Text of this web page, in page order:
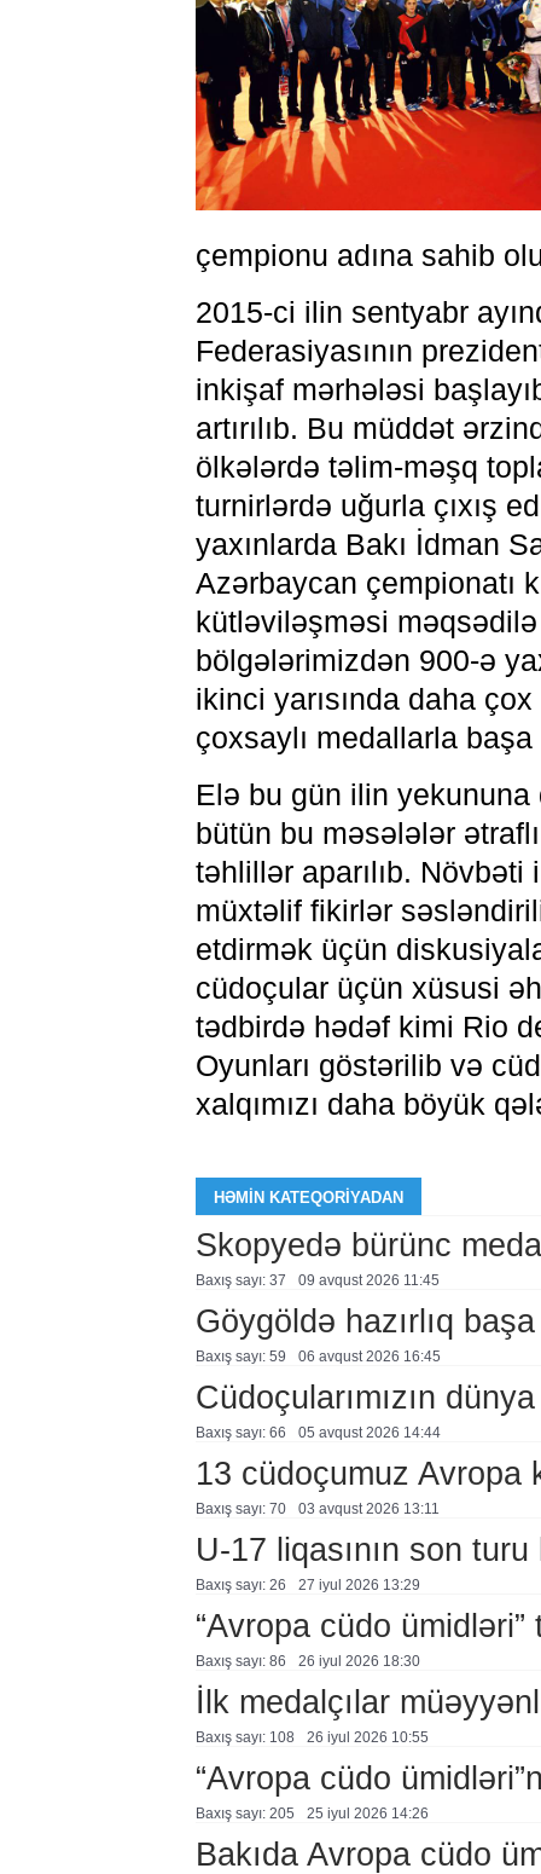
çempionu adına sahib
2015-ci ilin sentyabr
Federasiyasının
inkişaf mərhələsi
artırılıb. Bu müddət
ölkələrdə təlim-məşq
turnirlərdə uğurla çıxış
yaxınlarda Bakı İdman
Azərbaycan çempionatı
kütləviləşməsi
bölgələrimizdən 900-ə
ikinci yarısında daha
çoxsaylı medallarla
Elə bu gün ilin
bütün bu məsələlər
təhlillər aparılıb.
müxtəlif fikirlər
etdirmək üçün
cüdoçular üçün xüsusi
tədbirdə hədəf kimi Rio
Oyunları göstərilib və
xalqımızı daha böyük
HƏMIN KATEQORIYADAN
Skopyedə bürünc
Baxış sayı: 37 09 avqust 2026 11:45
Göygöldə hazırlıq başa
Baxış sayı: 59 06 avqust 2026 16:45
Cüdoçularımızın
Baxış sayı: 66 05 avqust 2026 14:44
13 cüdoçumuz Avropa
Baxış sayı: 70 03 avqust 2026 13:11
U-17 liqasının son
Baxış sayı: 26 27 i̇yul 2026 13:29
“Avropa cüdo ümidləri”
Baxış sayı: 86 26 i̇yul 2026 18:30
İlk medalçılar
Baxış sayı: 108 26 i̇yul 2026 10:55
“Avropa cüdo
Baxış sayı: 205 25 i̇yul 2026 14:26
Bakıda Avropa cüdo